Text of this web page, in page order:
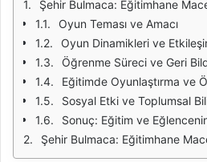
Şehir Bulmaca: Eğitimhane
Oyun Teması ve Amacı
Oyun Dinamikleri ve
Öğrenme Süreci ve Geri
Eğitimde Oyunlaştırma ve
Sosyal Etki ve Toplumsal
Sonuç: Eğitim ve
Şehir Bulmaca: Eğitimhane